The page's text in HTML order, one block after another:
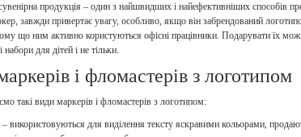
продукція – один з найшвидших і найефективніших способів
завжди привертає увагу, особливо, якщо він забрендований
що ним активно користуються офісні працівники. Подарувати їх
набори для дітей і не тільки.
і фломастерів з логотипом
такі види маркерів і фломастерів з логотипом:
– використовуються для виділення тексту яскравими кольорами,